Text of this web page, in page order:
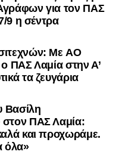
Newsγια να
στην Ελλάδα και τον
lamiara.gr στο
για να
για τον ΠΑΣ
9 η σέντρα
Με AO
ΠΑΣ Λαμία στην Α’
τα ζευγάρια
Βασίλη
ΠΑΣ Λαμία:
και προχωράμε.
όλα»